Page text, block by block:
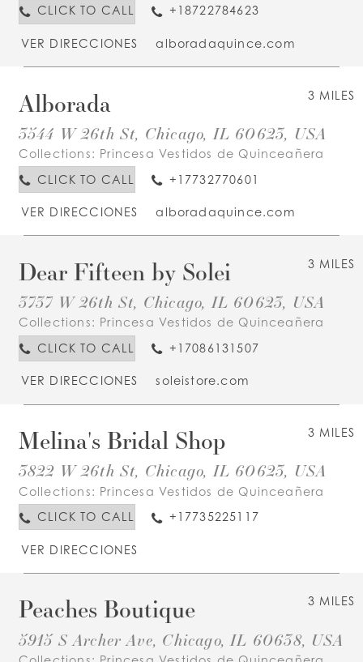
CLICK TO CALL
+18722784623
VER DIRECCIONES alboradaquince.com
3 MILES
Alborada
3544 W 26th St, Chicago, IL 60623, USA
Collections: Princesa Vestidos de Quinceañera
CLICK TO CALL
+17732770601
VER DIRECCIONES alboradaquince.com
3 MILES
Dear Fifteen by Solei
3737 W 26th St, Chicago, IL 60623, USA
Collections: Princesa Vestidos de Quinceañera
CLICK TO CALL
+17086131507
VER DIRECCIONES soleistore.com
3 MILES
Melina's Bridal Shop
3822 W 26th St, Chicago, IL 60623, USA
Collections: Princesa Vestidos de Quinceañera
CLICK TO CALL
+17735225117
VER DIRECCIONES
3 MILES
Peaches Boutique
5915 S Archer Ave, Chicago, IL 60638, USA